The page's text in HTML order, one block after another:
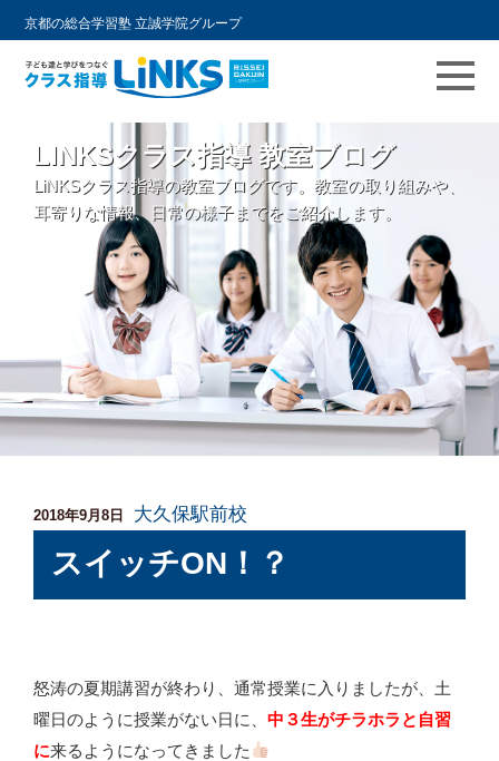
京都の総合学習塾 立誠学院グループ
LINKSクラス指導 教室ブログ
LiNKSクラス指導の教室ブログです。教室の取り組みや、
耳寄りな情報、日常の様子までをご紹介します。
投
2018年9月8日 大久保駅前校
スイッチON！？
怒涛の夏期講習が終わり、通常授業に入りましたが、土
曜日のように授業がない日に、 中３生がチラホラと自習
に来るようになってきました